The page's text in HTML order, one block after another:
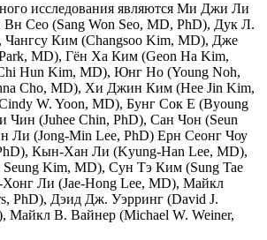
исследования являются Ми Джи Ли
Сео (Sang Won Seo, MD, PhD), Дук Л.
Ким (Changsoo Kim, MD), Дже
MD), Гён Ха Ким (Geon Ha Kim,
Hun Kim, MD), Юнг Но (Young Noh,
Cho, MD), Хи Джин Ким (Hee Jin Kim,
W. Yoon, MD), Бунг Сок Е (Byoung
Чин (Juhee Chin, PhD), Сан Чон (Seun
Ли (Jong-Min Lee, PhD) Ерн Сеонг Чоу
Кын-Хан Ли (Kyung-Han Lee, MD),
Kim, MD), Сун Тэ Ким (Sung Tae
Ли (Jae-Hong Lee, MD), Майкл
PhD), Дэид Дж. Уэрринг (David J.
Майкл В. Вайнер (Michael W. Weiner,